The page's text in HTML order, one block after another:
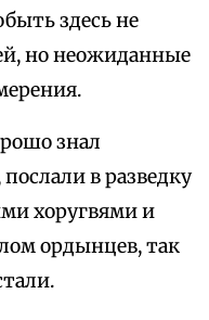
здесь не
но неожиданные
знал
в разведку
хоругвями и
ордынцев, так